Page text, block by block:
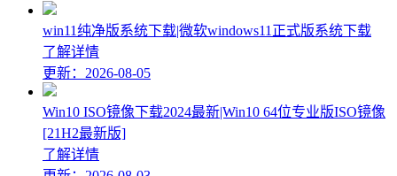
win11纯净版系统下载|微软windows11正式版系统下载
了解详情
更新：2026-08-05
Win10 ISO镜像下载2024最新|Win10 64位专业版ISO镜像
[21H2最新版]
了解详情